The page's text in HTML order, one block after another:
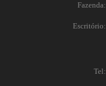
Fazenda:
Escritório:
Tel: